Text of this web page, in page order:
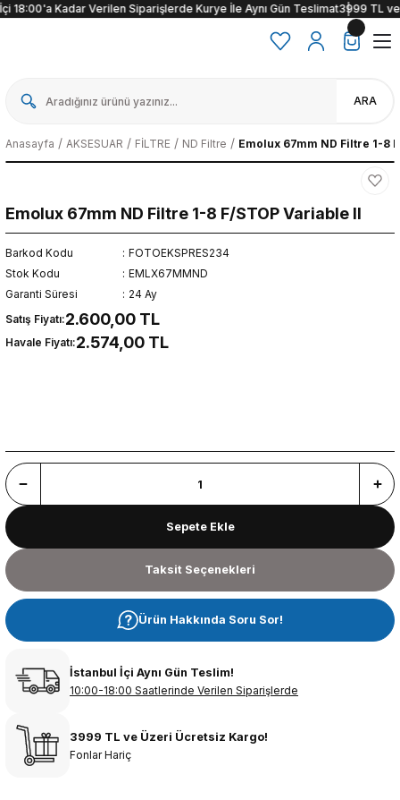
Kadar Verilen Siparişlerde Kurye İle Aynı Gün Teslimat3999 TL ve
ARA
Anasayfa AKSESUAR FİLTRE ND Filtre Emolux 67mm ND Filtre 1-8
Emolux 67mm ND Filtre 1-8 F/STOP Variable II
Barkod Kodu
FOTOEKSPRES234
Stok Kodu
EMLX67MMND
Garanti Süresi
24 Ay
Satış Fiyatı:2.600,00 TL
Havale Fiyatı:2.574,00 TL
Sepete Ekle
Taksit Seçenekleri
Ürün Hakkında Soru Sor!
İstanbul İçi Aynı Gün Teslim!
10:00-18:00 Saatlerinde Verilen Siparişlerde
3999 TL ve Üzeri Ücretsiz Kargo!
Fonlar Hariç